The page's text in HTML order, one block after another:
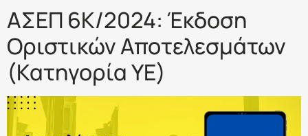
ΑΣΕΠ 6Κ/2024: Έκδοση
Οριστικών Αποτελεσμάτων
(Κατηγορία ΥΕ)